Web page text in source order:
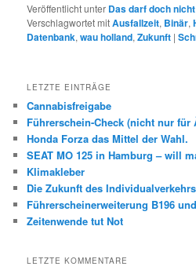
Veröffentlicht unter Das darf doch
Verschlagwortet mitAusfallzeit, Binär,
Datenbank,wau holland,Zukunft |
LETZTE EINTRÄGE
Cannabisfreigabe
Führerschein-Check (nicht nur für
Honda Forza das Mittel der Wahl.
SEAT MO 125 in Hamburg – will
Klimakleber
Die Zukunft des Individualverkehrs
Führerscheinerweiterung B196
Zeitenwende tut Not
LETZTE KOMMENTARE